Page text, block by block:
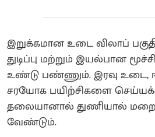
இறுக்கமான உடை விலாப்
துடிப்பு மற்றும் இயல்பான
உண்டு பண்ணும். இரவு உடை,
சரயோக பயிற்சிகளை
தலையானால் துணியால்
வேண்டும்.